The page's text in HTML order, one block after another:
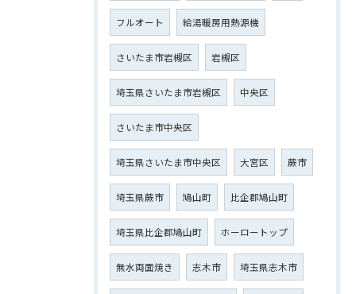
フルオート 給湯暖房用熱源機
さいたま市岩槻区 岩槻区
埼玉県さいたま市岩槻区 中央区
さいたま市中央区
埼玉県さいたま市中央区 大宮区 蕨市
埼玉県蕨市 鳩山町 比企郡鳩山町
埼玉県比企郡鳩山町 ホーロートップ
無水両面焼き 志木市 埼玉県志木市